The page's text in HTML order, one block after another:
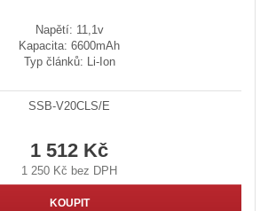
Napětí: 11,1v
Kapacita: 6600mAh
Typ článků: Li-Ion
SSB-V20CLS/E
1 512 Kč
1 250 Kč bez DPH
KOUPIT